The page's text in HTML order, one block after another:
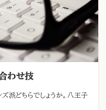
わせ技
派どちらでしょうか。八王子